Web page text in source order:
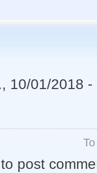
10/01/2018 -
post